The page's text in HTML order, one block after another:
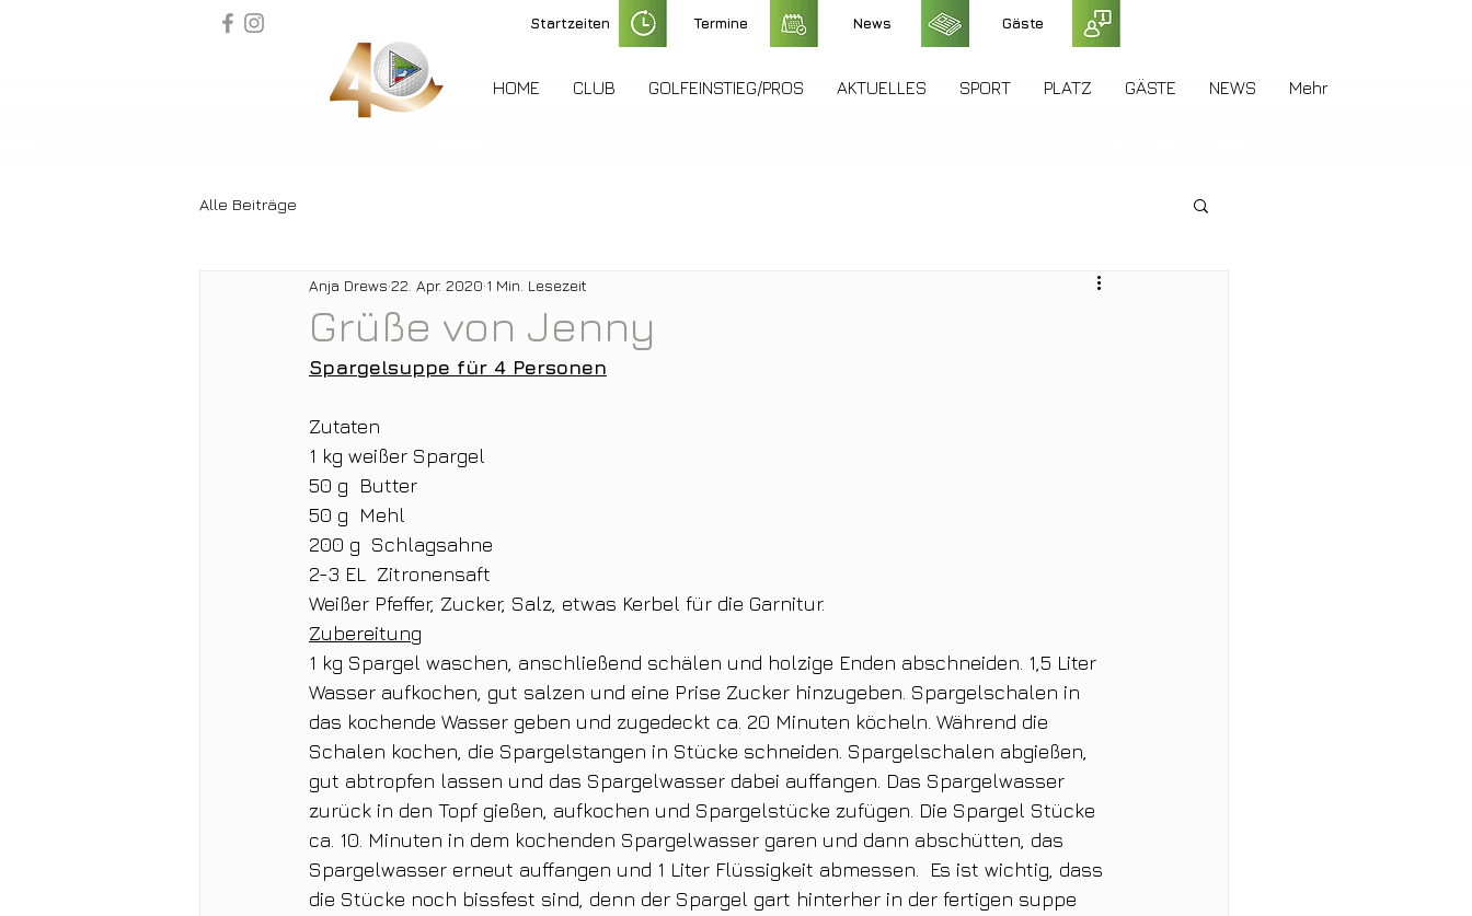
Startzeiten Termine News Gäste
HOME CLUB GOLFEINSTIEG/PROS AKTUELLES SPORT PLATZ GÄSTE NEWS Mehr
Alle Beiträge
Grüße von Jenny
Anja Drews 22. Apr. 2020 1 Min. Lesezeit
Spargelsuppe für 4 Personen
Zutaten
1 kg weißer Spargel
50 g  Butter
50 g  Mehl
200 g  Schlagsahne
2-3 EL  Zitronensaft
Weißer Pfeffer, Zucker, Salz, etwas Kerbel für die Garnitur.
Zubereitung
1 kg Spargel waschen, anschließend schälen und holzige Enden abschneiden. 1,5 Liter
Wasser aufkochen, gut salzen und eine Prise Zucker hinzugeben. Spargelschalen in
das kochende Wasser geben und zugedeckt ca. 20 Minuten köcheln. Während die
Schalen kochen, die Spargelstangen in Stücke schneiden. Spargelschalen abgießen,
gut abtropfen lassen und das Spargelwasser dabei auffangen. Das Spargelwasser
zurück in den Topf gießen, aufkochen und Spargelstücke zufügen. Die Spargel Stücke
ca. 10. Minuten in dem kochenden Spargelwasser garen und dann abschütten, das
Spargelwasser erneut auffangen und 1 Liter Flüssigkeit abmessen.  Es ist wichtig, dass
die Stücke noch bissfest sind, denn der Spargel gart hinterher in der fertigen suppe